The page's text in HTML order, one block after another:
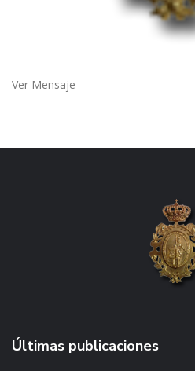
Ver Mensaje
Últimas publicaciones